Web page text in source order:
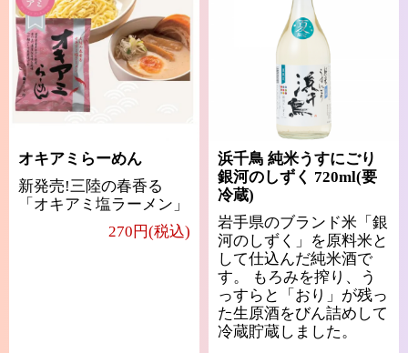
オキアミらーめん
新発売!三陸の春香る
「オキアミ塩ラーメン」
270円(税込)
浜千鳥 純米うすにごり
銀河のしずく 720ml(要
冷蔵)
岩手県のブランド米「銀
河のしずく」を原料米と
して仕込んだ純米酒で
す。 もろみを搾り、う
っすらと「おり」が残っ
た生原酒をびん詰めして
冷蔵貯蔵しました。